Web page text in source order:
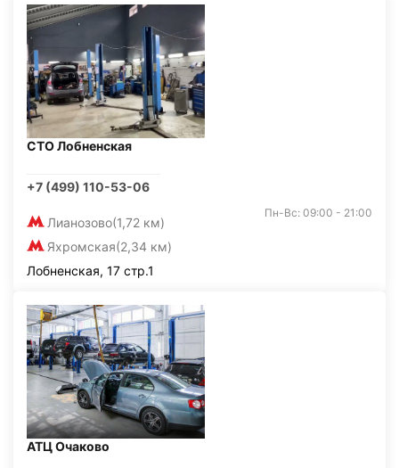
СТО Лобненская
+7 (499) 110-53-06
Лианозово(1,72 км)
Яхромская(2,34 км)
Пн-Вс: 09:00 - 21:00
Лобненская, 17 стр.1
АТЦ Очаково